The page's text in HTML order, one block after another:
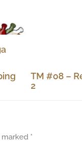
TM #08 –
2
marked *